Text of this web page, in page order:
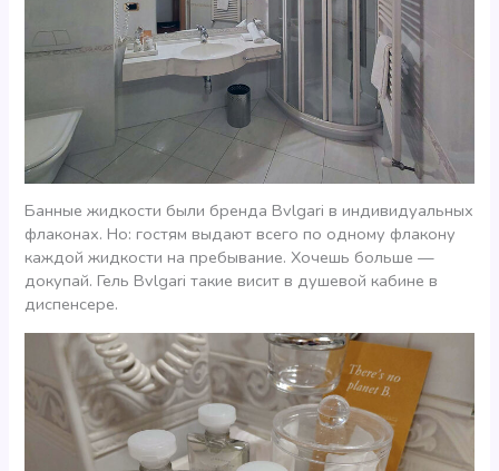
Банные жидкости были бренда Bvlgari в индивидуальных
флаконах. Но: гостям выдают всего по одному флакону
каждой жидкости на пребывание. Хочешь больше —
докупай. Гель Bvlgari такие висит в душевой кабине в
диспенсере.